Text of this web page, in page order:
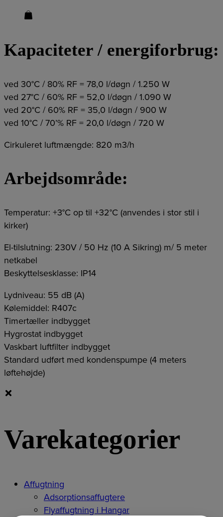
Kapaciteter / energiforbrug:
ved 30°C / 80% RF = 78,0 l/døgn / 1.250 W
ved 27°C / 60% RF = 52,0 l/døgn / 1.090 W
ved 20°C / 60% RF = 35,0 l/døgn / 900 W
ved 10°C / 70’% RF = 20,0 l/døgn / 720 W
Cirkuleret luftmængde: 820 m3/h
Arbejdsområde:
Temperatur: +3°C op til +32°C (anvendes i stor stil i
kirker)
El-tilslutning: 230V / 50 Hz (10 A Sikring) m/ 5 meter
netkabel
Beskyttelsesklasse: IP14
Lydniveau: 55 dB (A)
Kølemiddel: R407c
Timertæller indbygget
Hygrostat indbygget
Vaskbart luftfilter indbygget
Standard udført med kondenspumpe (4 meters
løftehøjde)
Varekategorier
Affugtning
Adsorptionsaffugtere
Flyaffugtning i Hangar